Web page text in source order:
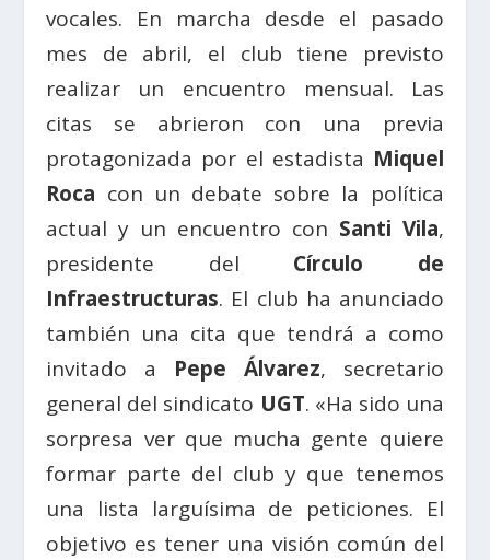
vocales. En marcha desde el pasado
mes de abril, el club tiene previsto
realizar un encuentro mensual. Las
citas se abrieron con una previa
protagonizada por el estadista Miquel
Roca con un debate sobre la política
actual y un encuentro con Santi Vila,
presidente del Círculo de
Infraestructuras. El club ha anunciado
también una cita que tendrá a como
invitado a Pepe Álvarez, secretario
general del sindicato UGT. «Ha sido una
sorpresa ver que mucha gente quiere
formar parte del club y que tenemos
una lista larguísima de peticiones. El
objetivo es tener una visión común del